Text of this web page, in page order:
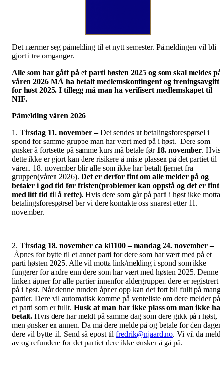
Det nærmer seg påmelding til et nytt semester. Påmeldingen vil bli
gjort i tre omganger.
Alle som har gått på et parti høsten 2025 og som skal meldes
våren 2026 MÅ ha betalt medlemskontingent og treningsavgift
for høst 2025. I tillegg må man ha verifisert medlemskapet til
NIF.
Påmelding våren 2026
1. Tirsdag 11. november –Det sendes ut betalingsforespørsel i
spond for samme gruppe man har vært med på i høst. Dere som
ønsker å fortsette på samme kurs må betale før 18. november. Hvis
dette ikke er gjort kan dere risikere å miste plassen på det partiet til
våren. 18. november blir alle som ikke har betalt fjernet fra
gruppen(våren 2026). Det er derfor fint om alle melder på og
betaler i god tid før fristen(problemer kan oppstå og det er fint
med litt tid til å rette). Hvis dere som går på parti i høst ikke
betalingsforespørsel ber vi dere kontakte oss snarest etter 11.
november.
2. Tirsdag 18. november ca kl1100 – mandag 24. november –
Åpnes for bytte til et annet parti for dere som har vært med på et
parti høsten 2025. Alle vil motta link/melding i spond som ikke
fungerer for andre enn dere som har vært med høsten 2025. Denne
linken åpner for alle partier innenfor aldergruppen dere er registrert
på i høst. Når denne runden åpner opp kan det fort bli fullt på
partier. Dere vil automatisk komme på venteliste om dere melder på
et parti som er fullt. Husk at man har ikke plass om man ikke
betalt. Hvis dere har meldt på samme dag som dere gikk på i høst,
men ønsker en annen. Da må dere melde på og betale for den
dere vil bytte til. Send så epost til fredrik@njaard.no. Vi vil da
av og refundere for det partiet dere ikke ønsker å gå på.